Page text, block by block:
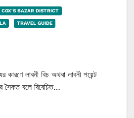
COX'S BAZAR DISTRICT
TRAVEL GUIDE
কারণে লাবনী বিচ অথবা লাবনী পয়েন্ট
সৈকত বলে বিবেচিত…